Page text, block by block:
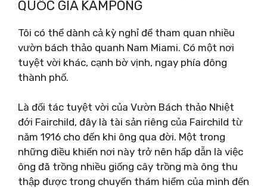
QUỐC GIA KAMPONG
Tôi có thể dành cả kỳ nghỉ để tham quan nhiều
vườn bách thảo quanh Nam Miami. Có một nơi
tuyệt vời khác, cạnh bờ vịnh, ngay phía đông
thành phố.
Là đối tác tuyệt vời của Vườn Bách thảo Nhiệt
đới Fairchild, đây là tài sản riêng của Fairchild từ
năm 1916 cho đến khi ông qua đời. Một trong
những điều khiến nơi này trở nên hấp dẫn là việc
ông đã trồng nhiều giống cây trồng mà ông thu
thập được trong chuyến thám hiểm của mình đến